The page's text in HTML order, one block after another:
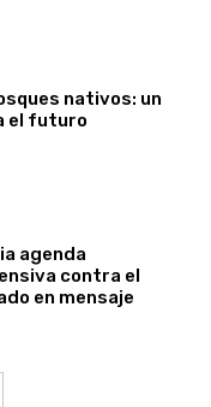
nativos: un
el futuro
agenda
contra el
en mensaje